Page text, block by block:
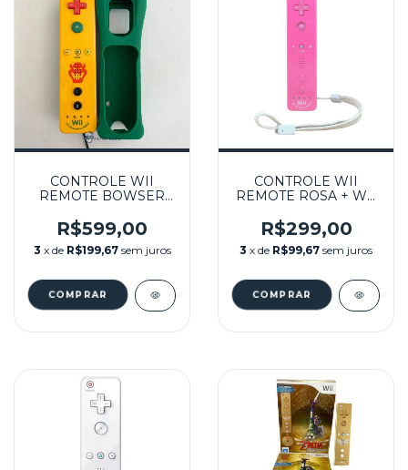
CONTROLE WII
REMOTE BOWSER
PLUS INSIDE
SEMINOVO - WII
R$599,00
3 x de R$199,67 sem juros
CONTROLE WII
REMOTE ROSA + WII
INSIDE SEMINOVO -
WII
R$299,00
3 x de R$99,67 sem juros